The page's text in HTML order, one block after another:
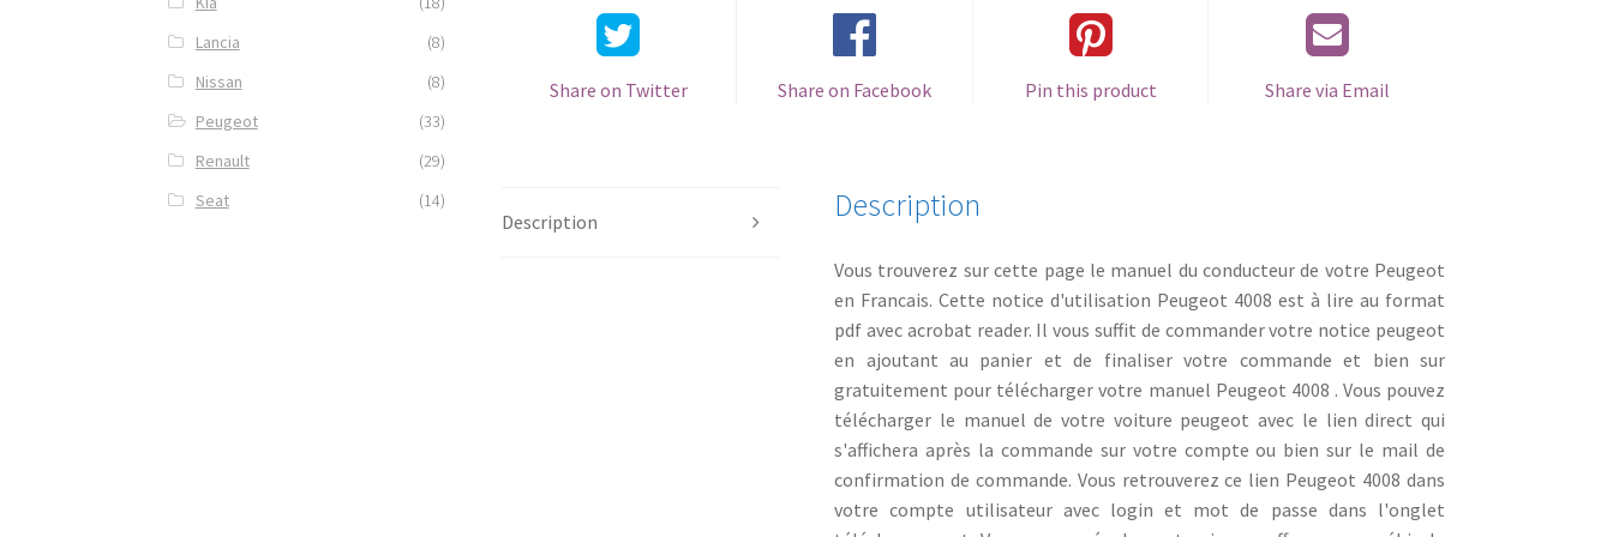
Share on Twitter Share on Facebook Pin this product Share via Email
Description Description
Vous trouverez sur cette page le manuel du conducteur de votre Peugeot
en Francais. Cette notice d'utilisation Peugeot 4008 est à lire au format
pdf avec acrobat reader. Il vous suffit de commander votre notice peugeot
en ajoutant au panier et de finaliser votre commande et bien sur
gratuitement pour télécharger votre manuel Peugeot 4008 . Vous pouvez
télécharger le manuel de votre voiture peugeot avec le lien direct qui
s'affichera après la commande sur votre compte ou bien sur le mail de
confirmation de commande. Vous retrouverez ce lien Peugeot 4008 dans
votre compte utilisateur avec login et mot de passe dans l'onglet
Lancia
(8)
Nissan
(8)
Peugeot
(33)
Renault
(29)
Seat
(14)